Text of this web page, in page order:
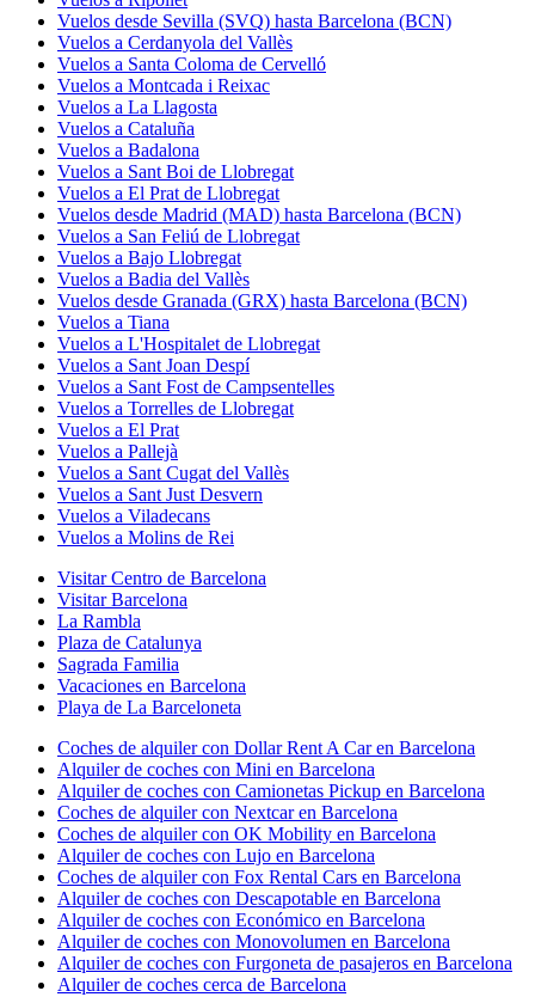
Vuelos desde Sevilla (SVQ) hasta Barcelona (BCN)
Vuelos a Cerdanyola del Vallès
Vuelos a Santa Coloma de Cervelló
Vuelos a Montcada i Reixac
Vuelos a La Llagosta
Vuelos a Cataluña
Vuelos a Badalona
Vuelos a Sant Boi de Llobregat
Vuelos a El Prat de Llobregat
Vuelos desde Madrid (MAD) hasta Barcelona (BCN)
Vuelos a San Feliú de Llobregat
Vuelos a Bajo Llobregat
Vuelos a Badia del Vallès
Vuelos desde Granada (GRX) hasta Barcelona (BCN)
Vuelos a Tiana
Vuelos a L'Hospitalet de Llobregat
Vuelos a Sant Joan Despí
Vuelos a Sant Fost de Campsentelles
Vuelos a Torrelles de Llobregat
Vuelos a El Prat
Vuelos a Pallejà
Vuelos a Sant Cugat del Vallès
Vuelos a Sant Just Desvern
Vuelos a Viladecans
Vuelos a Molins de Rei
Visitar Centro de Barcelona
Visitar Barcelona
La Rambla
Plaza de Catalunya
Sagrada Familia
Vacaciones en Barcelona
Playa de La Barceloneta
Coches de alquiler con Dollar Rent A Car en Barcelona
Alquiler de coches con Mini en Barcelona
Alquiler de coches con Camionetas Pickup en Barcelona
Coches de alquiler con Nextcar en Barcelona
Coches de alquiler con OK Mobility en Barcelona
Alquiler de coches con Lujo en Barcelona
Coches de alquiler con Fox Rental Cars en Barcelona
Alquiler de coches con Descapotable en Barcelona
Alquiler de coches con Económico en Barcelona
Alquiler de coches con Monovolumen en Barcelona
Alquiler de coches con Furgoneta de pasajeros en Barcelona
Alquiler de coches cerca de Barcelona